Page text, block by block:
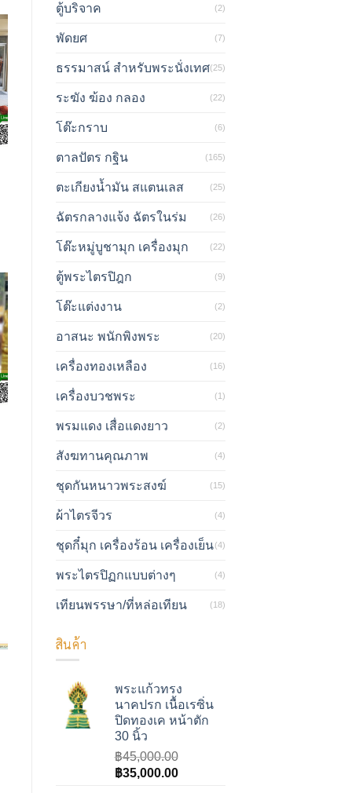
ตู้บริจาค (2)
พัดยศ (7)
ธรรมาสน์ สำหรับพระนั่งเทศ(25)
ระฆัง ฆ้อง กลอง (22)
โต๊ะกราบ (6)
ตาลปัตร กฐิน (165)
ตะเกียงน้ำมัน สแตนเลส (25)
ฉัตรกลางแจ้ง ฉัตรในร่ม (26)
โต๊ะหมู่บูชามุก เครื่องมุก (22)
ตู้พระไตรปิฎก (9)
โต๊ะแต่งงาน (2)
อาสนะ พนักพิงพระ (20)
เครื่องทองเหลือง (16)
เครื่องบวชพระ (1)
พรมแดง เสื่อแดงยาว (2)
สังฆทานคุณภาพ (4)
ชุดกันหนาวพระสงฆ์ (15)
ผ้าไตรจีวร (4)
ชุดกี๋มุก เครื่องร้อน เครื่องเย็น (4)
พระไตรปิฏกแบบต่างๆ (4)
เทียนพรรษา/ที่หล่อเทียน (18)
สินค้า
พระแก้วทรง
นาคปรก เนื้อเรซิ่น
ปิดทองเค หน้าตัก
30 นิ้ว
฿45,000.00
Original
฿35,000.00Current